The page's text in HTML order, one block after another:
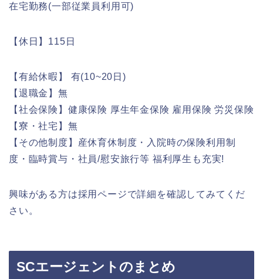
在宅勤務(一部従業員利用可)
【休日】115日
【有給休暇】 有(10~20日)
【退職金】無
【社会保険】健康保険 厚生年金保険 雇用保険 労災保険
【寮・社宅】無
【その他制度】産休育休制度・入院時の保険利用制
度・臨時賞与・社員/慰安旅行等 福利厚生も充実!
興味がある方は採用ページで詳細を確認してみてくだ
さい。
SCエージェントのまとめ